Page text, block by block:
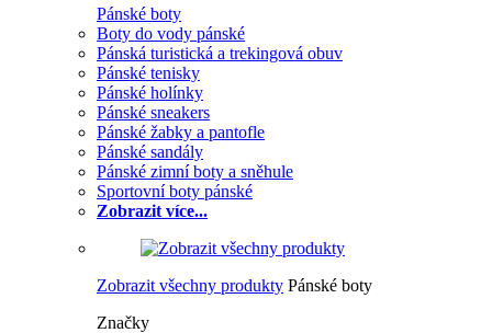
Pánské boty
Boty do vody pánské
Pánská turistická a trekingová obuv
Pánské tenisky
Pánské holínky
Pánské sneakers
Pánské žabky a pantofle
Pánské sandály
Pánské zimní boty a sněhule
Sportovní boty pánské
Zobrazit více...
Zobrazit všechny produkty Pánské boty
Značky